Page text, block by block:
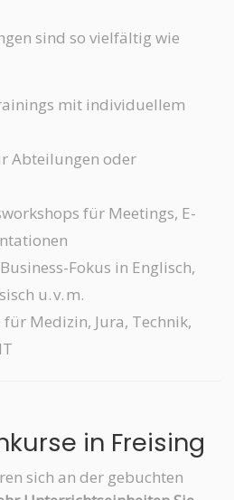
sind so vielfältig wie
mit individuellem
Abteilungen oder
für Meetings, E-
Fokus in Englisch,
u. v. m.
Medizin, Jura, Technik,
in Freising
sich an der gebuchten